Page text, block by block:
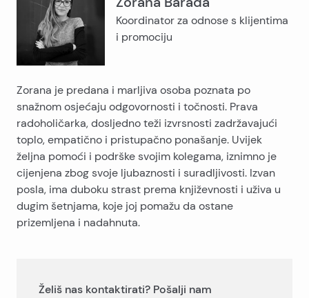
Koordinator za odnose s klijentima
i promociju
Zorana je predana i marljiva osoba poznata po
snažnom osjećaju odgovornosti i točnosti. Prava
radoholičarka, dosljedno teži izvrsnosti zadržavajući
toplo, empatično i pristupačno ponašanje. Uvijek
željna pomoći i podrške svojim kolegama, iznimno je
cijenjena zbog svoje ljubaznosti i suradljivosti. Izvan
posla, ima duboku strast prema književnosti i uživa u
dugim šetnjama, koje joj pomažu da ostane
prizemljena i nadahnuta.
Želiš nas kontaktirati? Pošalji nam